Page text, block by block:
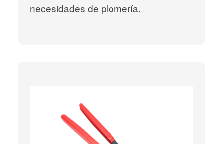
necesidades de plomería.